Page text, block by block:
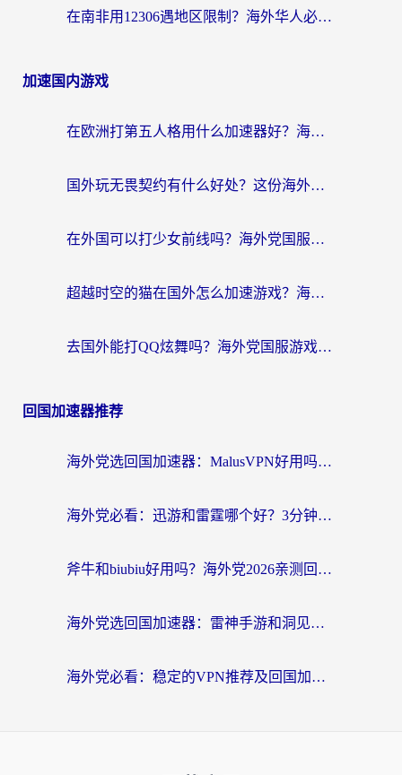
在南非用12306遇地区限制？海外华人必看的回国加速全攻略（附B站芒果TV解锁技巧）
加速国内游戏
在欧洲打第五人格用什么加速器好？海外党亲测有效的国服游戏加速方案
国外玩无畏契约有什么好处？这份海外国服游戏加速指南帮你解决90%的卡顿问题
在外国可以打少女前线吗？海外党国服游戏畅玩终极指南（附避坑技巧）
超越时空的猫在国外怎么加速游戏？海外玩家国服畅玩终极指南
去国外能打QQ炫舞吗？海外党国服游戏不卡顿的终极指南
回国加速器推荐
海外党选回国加速器：MalusVPN好用吗？和快帆VPN哪个好？附真实对比与避坑指南
海外党必看：迅游和雷霆哪个好？3分钟教你选对回国加速器，无缝刷国内剧玩手游
斧牛和biubiu好用吗？海外党2026亲测回国加速器指南，附番茄加速器深度体验
海外党选回国加速器：雷神手游和洞见哪个好？附iPhone免费VPN推荐及ChickCNUfunR实测
海外党必看：稳定的VPN推荐及回国加速器选择全攻略——告别地域限制，轻松刷国内资源